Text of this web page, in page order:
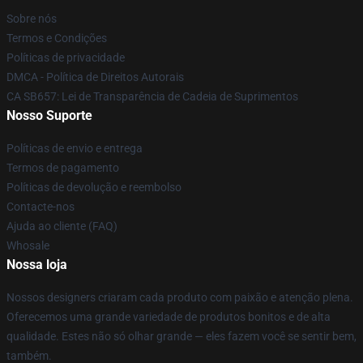
Sobre nós
Termos e Condições
Políticas de privacidade
DMCA - Política de Direitos Autorais
CA SB657: Lei de Transparência de Cadeia de Suprimentos
Nosso Suporte
Políticas de envio e entrega
Termos de pagamento
Políticas de devolução e reembolso
Contacte-nos
Ajuda ao cliente (FAQ)
Whosale
Nossa loja
Nossos designers criaram cada produto com paixão e atenção plena.
Oferecemos uma grande variedade de produtos bonitos e de alta
qualidade. Estes não só olhar grande — eles fazem você se sentir bem,
também.